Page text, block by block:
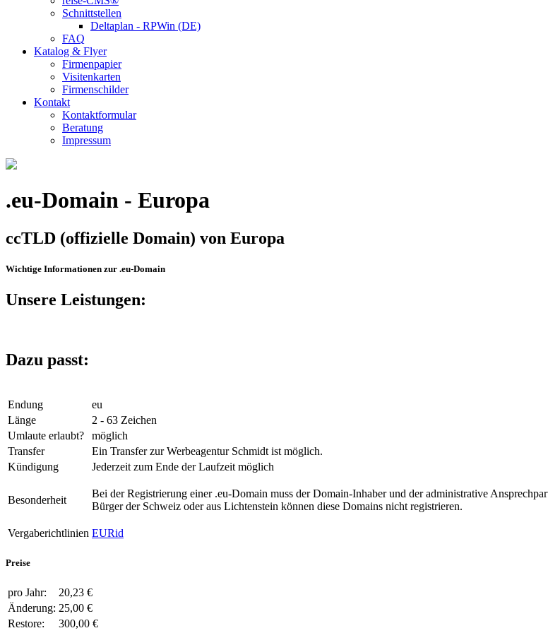
Schnittstellen
Deltaplan - RPWin (DE)
FAQ
Katalog & Flyer
Firmenpapier
Visitenkarten
Firmenschilder
Kontakt
Kontaktformular
Beratung
Impressum
.eu-Domain - Europa
ccTLD (offizielle Domain) von Europa
Wichtige Informationen zur .eu-Domain
Unsere Leistungen:
Dazu passt:
Endung
eu
Länge
2 - 63 Zeichen
Umlaute erlaubt?
möglich
Transfer
Ein Transfer zur Werbeagentur Schmidt ist möglich.
Kündigung
Jederzeit zum Ende der Laufzeit möglich
Besonderheit
Bei der Registrierung einer .eu-Domain muss der Domain-Inhaber und der administrative
Bürger der Schweiz oder aus Lichtenstein können diese Domains nicht registrieren.
Vergaberichtlinien EURid
Preise
pro Jahr:
20,23 €
Änderung: 25,00 €
Restore:
300,00 €